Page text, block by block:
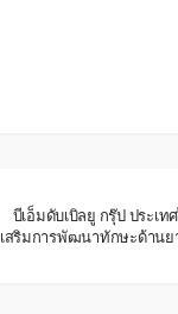
บีเอ็มดับเบิลยู กรุ๊ป ประเท
เสริมการพัฒนาทักษะด้าน